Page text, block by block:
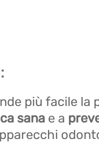
più facile la
sana e a